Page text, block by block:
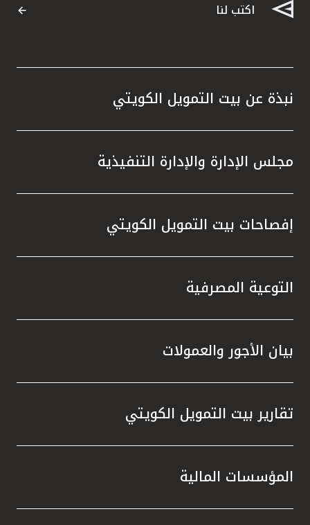
اكتب لنا
نبذة عن بيت التمويل الكويتي
مجلس الإدارة والإدارة التنفيذية
إفصاحات بيت التمويل الكويتي
التوعية المصرفية
بيان الأجور والعمولات
تقارير بيت التمويل الكويتي
المؤسسات المالية